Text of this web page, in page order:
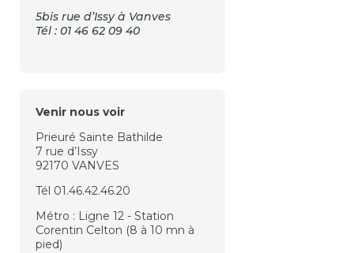
5bis rue d’Issy à Vanves
Tél : 01 46 62 09 40
Venir nous voir
Prieuré Sainte Bathilde
7 rue d’Issy
92170 VANVES
Tél 01.46.42.46.20
Métro : Ligne 12 - Station
Corentin Celton (8 à 10 mn à
pied)